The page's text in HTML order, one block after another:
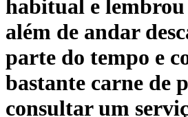
habitual e lembrou
além de andar
parte do tempo e
bastante carne de
consultar um